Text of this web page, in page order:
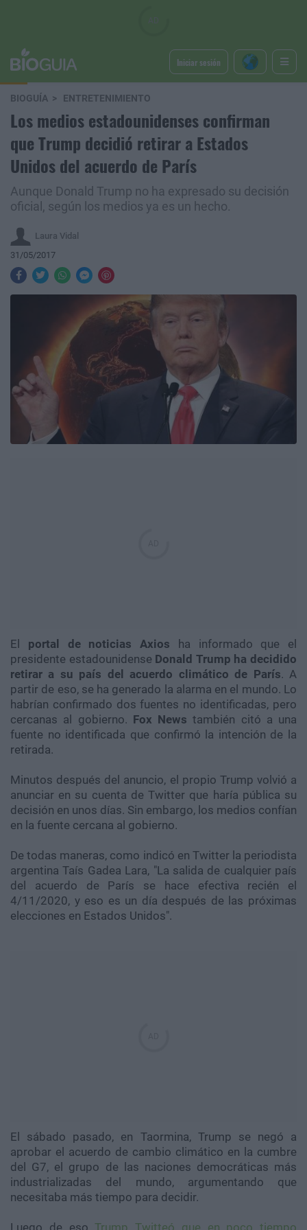
Iniciar sesión
BIOGUÍA ENTRETENIMIENTO
Los medios estadounidenses confirman
que Trump decidió retirar a Estados
Unidos del acuerdo de París
Aunque Donald Trump no ha expresado su decisión
oficial, según los medios ya es un hecho.
Laura Vidal
31/05/2017
El portal de noticias Axios ha informado que el
presidente estadounidense Donald Trump ha decidido
retirar a su país del acuerdo climático de París. A
partir de eso, se ha generado la alarma en el mundo. Lo
habrían confirmado dos fuentes no identificadas, pero
cercanas al gobierno. Fox Newstambién citó a una
fuente no identificada que confirmó la intención de la
retirada.
Minutos después del anuncio, el propio Trump volvió a
anunciar en su cuenta de Twitter que haría pública su
decisión en unos días. Sin embargo, los medios confían
en la fuente cercana al gobierno.
De todas maneras, como indicó en Twitter la periodista
argentina Taís Gadea Lara, "La salida de cualquier país
del acuerdo de París se hace efectiva recién el
4/11/2020, y eso es un día después de las próximas
elecciones en Estados Unidos".
El sábado pasado, en Taormina, Trump se negó a
aprobar el acuerdo de cambio climático en la cumbre
del G7, el grupo de las naciones democráticas más
industrializadas del mundo, argumentando que
necesitaba más tiempo para decidir.